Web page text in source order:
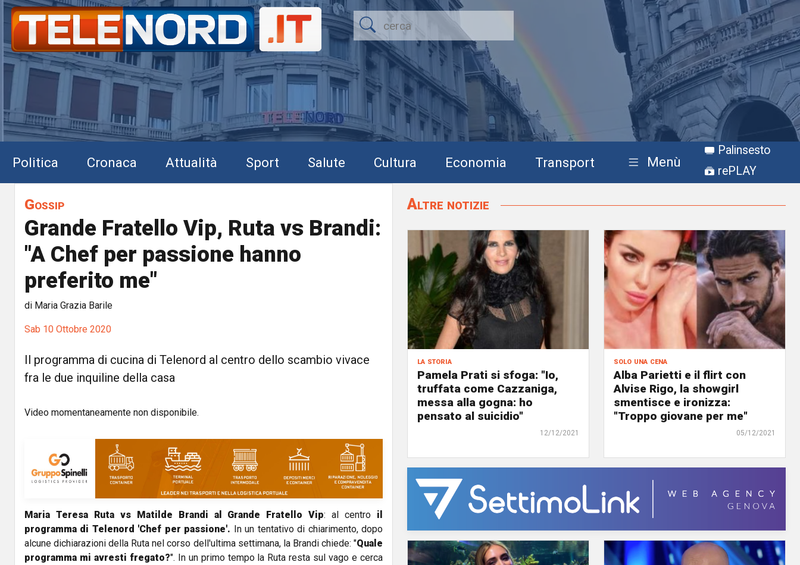
Politica Cronaca Attualità Sport Salute Cultura Economia Transport Menù
Palinsesto
rePLAY
Gossip
Grande Fratello Vip, Ruta vs Brandi:
"A Chef per passione hanno
preferito me"
di Maria Grazia Barile
Sab 10 Ottobre 2020
Il programma di cucina di Telenord al centro dello scambio vivace
fra le due inquiline della casa
Video momentaneamente non disponibile.
Maria Teresa Ruta vs Matilde Brandi al Grande Fratello Vip: al centro il
programma di Telenord 'Chef per passione'. In un tentativo di chiarimento, dopo
alcune dichiarazioni della Ruta nel corso dell'ultima settimana, la Brandi chiede: "Quale
programma mi avresti fregato?". In un primo tempo la Ruta resta sul vago e cerca
Altre notizie
la storia
Pamela Prati si sfoga: "Io,
truffata come Cazzaniga,
messa alla gogna: ho
pensato al suicidio"
12/12/2021
solo una cena
Alba Parietti e il flirt con
Alvise Rigo, la showgirl
smentisce e ironizza:
"Troppo giovane per me"
05/12/2021